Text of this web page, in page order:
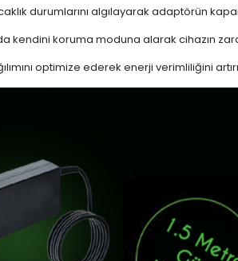
durumlarını algılayarak adaptörün
kendini koruma moduna alarak cihazın
optimize ederek enerji verimliliğini